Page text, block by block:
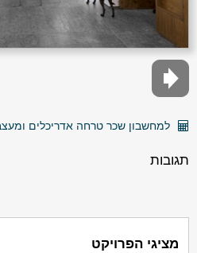
למחשבון שכר טרחה אדריכלים
תגובות
מציגי הפרויקט